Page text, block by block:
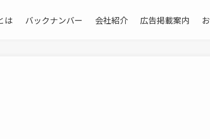
は バックナンバー 会社紹介 広告掲載案内